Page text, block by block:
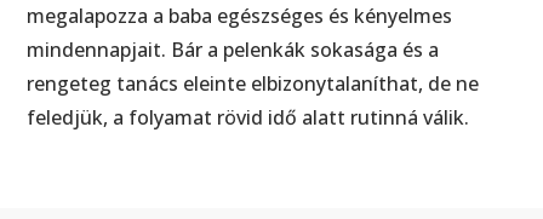
megalapozza a baba egészséges és kényelmes
mindennapjait. Bár a pelenkák sokasága és a
rengeteg tanács eleinte elbizonytalaníthat, de ne
feledjük, a folyamat rövid idő alatt rutinná válik.